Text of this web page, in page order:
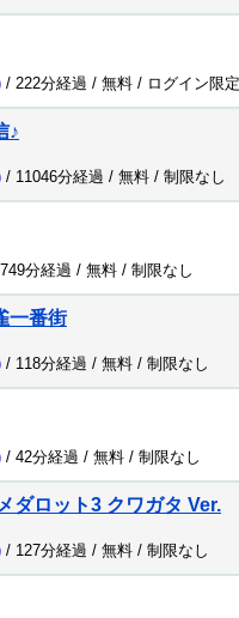
/ 222分経過 / 無料 / ログイン限定
♪
/ 11046分経過 / 無料 / 制限なし
分経過 / 無料 / 制限なし
一番街
/ 118分経過 / 無料 / 制限なし
/ 42分経過 / 無料 / 制限なし
ダロット3 クワガタ Ver.
/ 127分経過 / 無料 / 制限なし